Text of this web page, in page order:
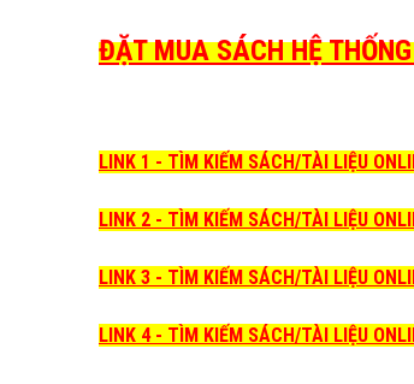
ĐẶT MUA SÁCH HỆ
LINK 1 - TÌM KIẾM SÁCH/TÀI LIỆU
LINK 2 - TÌM KIẾM SÁCH/TÀI LIỆU
LINK 3 - TÌM KIẾM SÁCH/TÀI LIỆU
LINK 4 - TÌM KIẾM SÁCH/TÀI LIỆU